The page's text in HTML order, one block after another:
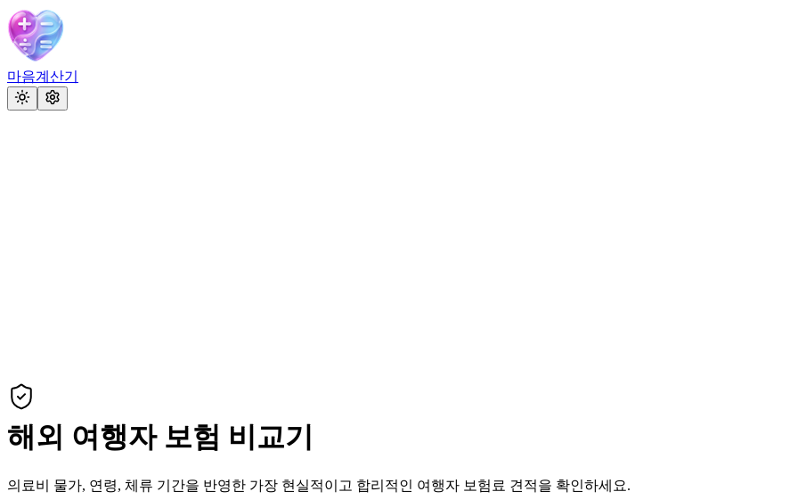
마음계산기
해외 여행자 보험 비교기
의료비 물가, 연령, 체류 기간을 반영한 가장 현실적이고 합리적인 여행자 보험료 견적을 확인하세요.